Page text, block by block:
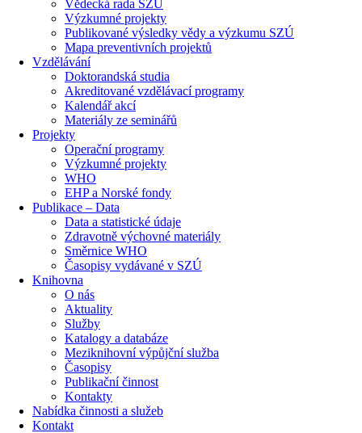
Vědecká rada SZÚ
Výzkumné projekty
Publikované výsledky vědy a výzkumu SZÚ
Mapa preventivních projektů
Vzdělávání
Doktorandská studia
Akreditované vzdělávací programy
Kalendář akcí
Materiály ze seminářů
Projekty
Operační programy
Výzkumné projekty
WHO
EHP a Norské fondy
Publikace – Data
Data a statistické údaje
Zdravotně výchovné materiály
Směrnice WHO
Časopisy vydávané v SZÚ
Knihovna
O nás
Aktuality
Služby
Katalogy a databáze
Meziknihovní výpůjční služba
Časopisy
Publikační činnost
Kontakty
Nabídka činnosti a služeb
Kontakt